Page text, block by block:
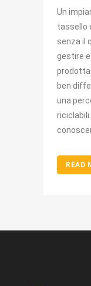
Un
tassello
senza il
gestire
prodotta
ben
una
READ